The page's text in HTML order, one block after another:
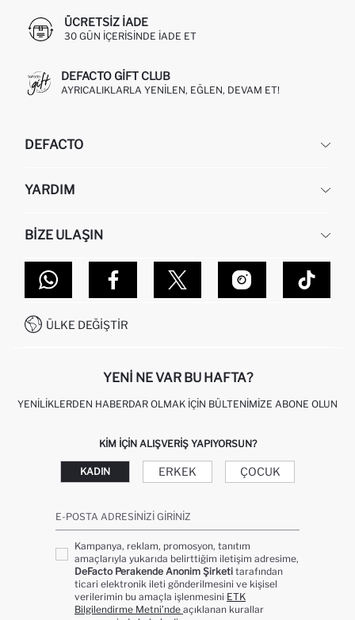
ÜCRETSIZ IADE
30 GÜN IÇERISINDE IADE ET
DEFACTO GIFT CLUB
AYRICALIKLARLA YENILEN, EĞLEN, DEVAM ET!
DEFACTO
HAKKIMIZDA
KURUMSAL SATIŞ
DEFACTO TEKNOLOJI
SITEMAP
YARDIM
SIPARIŞIMI NASIL TAKIP EDERIM?
NASIL İADE EDERIM?
GIFT CLUB SIKÇA SORULAN SORULAR
İŞLEM REHBERI
KAMPANYALAR
BIZE ULAŞIN
MAĞAZALARIMIZ
İLETIŞIM FORMU
0850 333 22 86
ÜLKE DEĞIŞTIR
YENI NE VAR BU HAFTA?
YENILIKLERDEN HABERDAR OLMAK İÇIN BÜLTENIMIZE ABONE OLUN
KIM IÇIN ALIŞVERIŞ YAPIYORSUN?
KADIN ERKEK ÇOCUK
E-POSTA ADRESINIZI GIRINIZ
Kampanya, reklam, promosyon, tanıtım
amaçlarıyla yukarıda belirttiğim iletişim adresime,
DeFacto Perakende Anonim Şirketi tarafından
ticari elektronik ileti gönderilmesini ve kişisel
verilerimin bu amaçla işlenmesini ETK
Bilgilendirme Metni’nde açıklanan kurallar